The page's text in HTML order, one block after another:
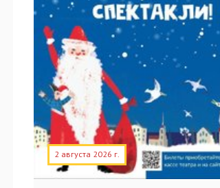
2 августа 2026 г.